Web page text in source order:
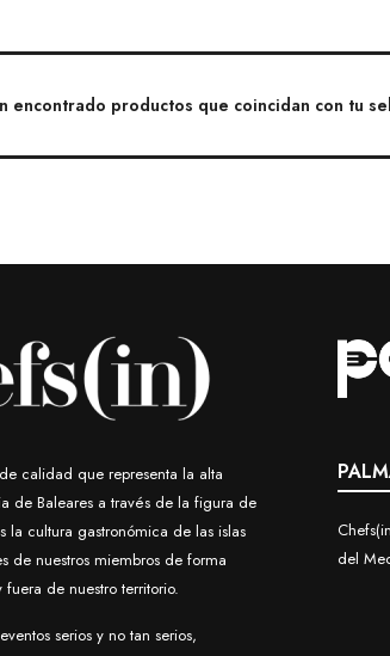
encontrado productos que coincidan con tu
calidad que representa la alta
de Baleares a través de la figura de
la cultura gastronómica de las islas
de nuestros miembros de forma
de nuestro territorio.
serios y no tan serios,
del